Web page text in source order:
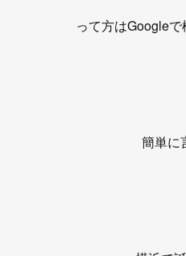
って方はGoogle
簡単に